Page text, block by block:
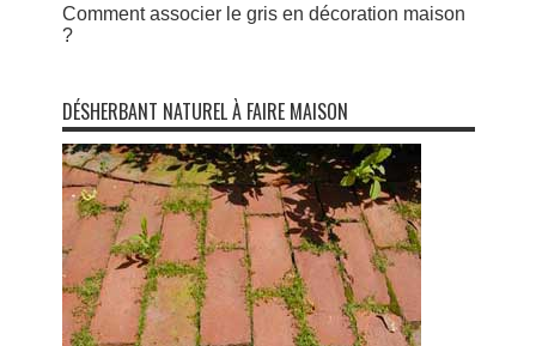
Comment associer le gris en décoration maison
?
DÉSHERBANT NATUREL À FAIRE MAISON